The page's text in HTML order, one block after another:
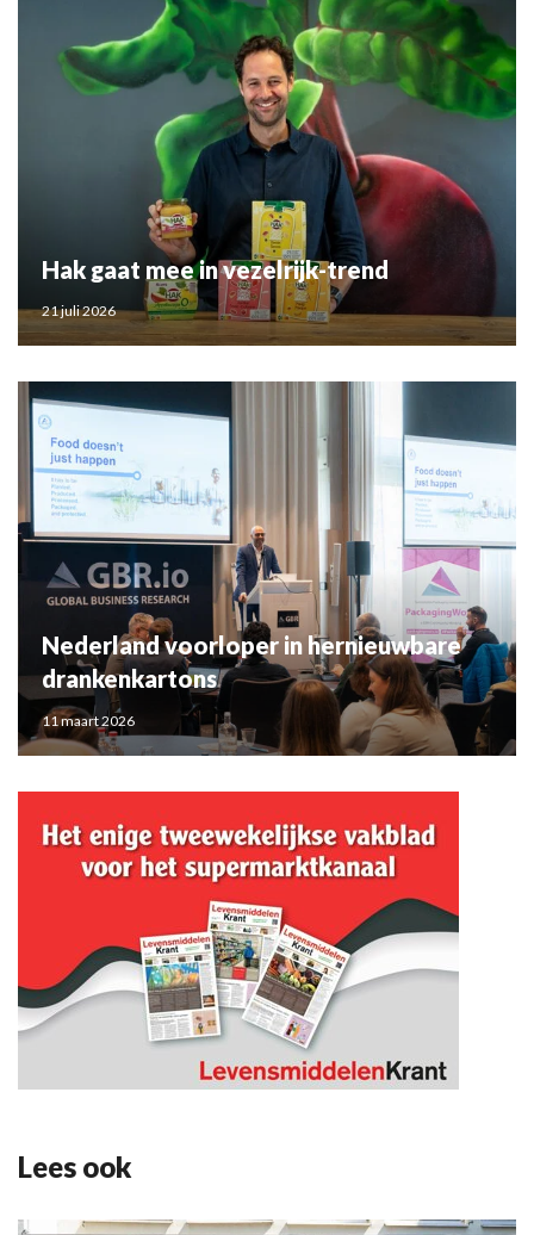
Hak gaat mee in vezelrijk-trend
21 juli 2026
Nederland voorloper in hernieuwbare
drankenkartons
11 maart 2026
Lees ook